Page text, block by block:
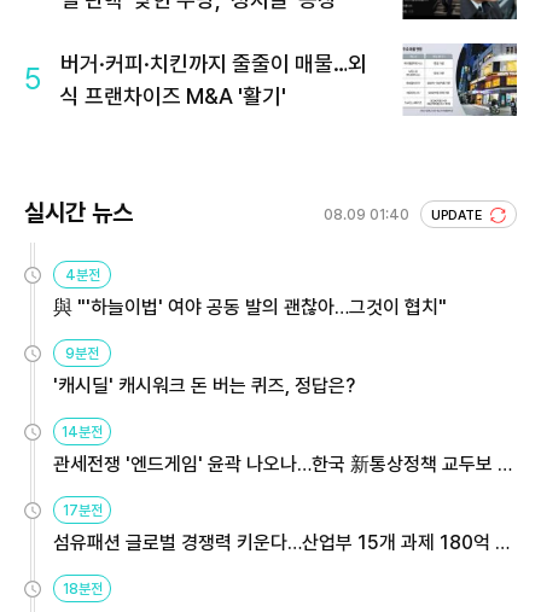
5
버거·커피·치킨까지 줄줄이 매물…외
식 프랜차이즈 M&A '활기'
실시간 뉴스 08.09 01:40 UPDATE
4분전
與 "'하늘이법' 여야 공동 발의 괜찮아…그것이 협치"
9분전
'캐시딜' 캐시워크 돈 버는 퀴즈, 정답은?
14분전
관세전쟁 '엔드게임' 윤곽 나오나…한국 新통상정책 교두보 활
17분전
섬유패션 글로벌 경쟁력 키운다…산업부 15개 과제 180억 지
18분전